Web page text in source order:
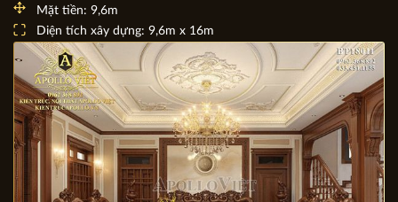
NT20020
Chủ đầu tư: Ông Nguyễn Mạnh Hùng
Địa chỉ: Hai Bà Trưng - Tp. Bắc Ninh
Mặt tiền: 9,6m
Diện tích xây dựng: 9,6m x 16m